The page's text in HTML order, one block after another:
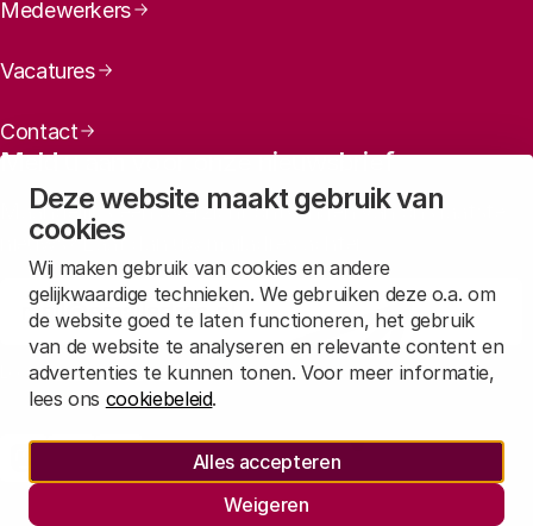
Deze website maakt gebruik van
cookies
Wij maken gebruik van cookies en andere
gelijkwaardige technieken. We gebruiken deze o.a. om
de website goed te laten functioneren, het gebruik
van de website te analyseren en relevante content en
advertenties te kunnen tonen. Voor meer informatie,
lees ons cookiebeleid.
Alles accepteren
Weigeren
Medewerkers
Vacatures
Contact
Meld u aan voor onze nieuwsbrief
Maandelijks een overzicht ontvangen van ons laatste
nieuws? Laat dan uw mailadres achter.
Aanmelden
Lees inonze privacyverklaringhoe wij deze gegevens verwerken.
Sociale media
Rathenau Mastodon
Rathenau LinkedIn
Rathenau Instagram